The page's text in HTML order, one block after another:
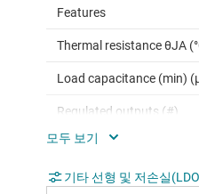
Features
Thermal resistance θJA
Load capacitance (min)
Regulated outputs (#)
Accuracy (%)
Dropout voltage (Vdo)
기타 선형 및 저손실